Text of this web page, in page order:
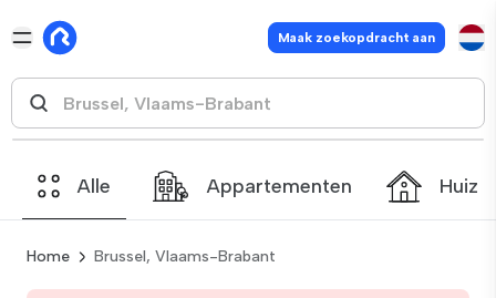
Maak zoekopdracht aan
Alle Appartementen
Home Brussel, Vlaams-Brabant